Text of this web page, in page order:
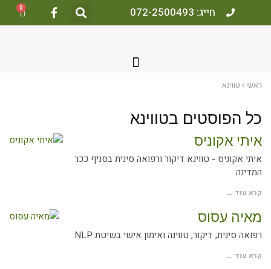
חייג: 072-2500493 0
ראשי › טווינא
כל הפוסטים בטווינא
איתי אקוניס
איתי אקוניס - טווינא דיקור ורפואה סינית בסניף ככר
המדינה
קרא עוד ←
מאיה עסוס
רפואה סינית, דיקור, טווינה ואימון אישי בשיטת NLP
קרא עוד ←